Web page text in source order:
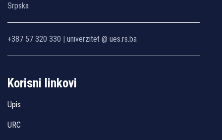
Srpska
+387 57 320 330 | univerzitet @ ues.rs.ba
Korisni linkovi
Upis
URC